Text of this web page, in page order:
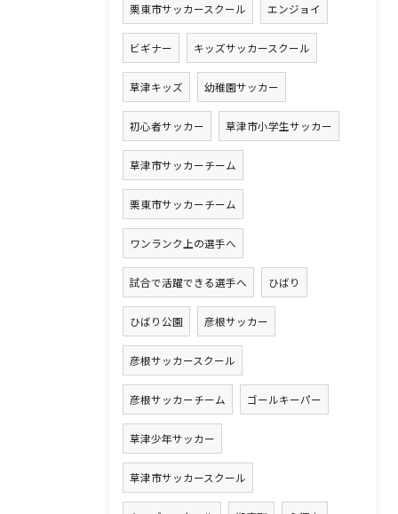
栗東市サッカースクール エンジョイ
ビギナー キッズサッカースクール
草津キッズ 幼稚園サッカー
初心者サッカー 草津市小学生サッカー
草津市サッカーチーム
栗東市サッカーチーム
ワンランク上の選手へ
試合で活躍できる選手へ ひばり
ひばり公園 彦根サッカー
彦根サッカースクール
彦根サッカーチーム ゴールキーパー
草津少年サッカー
草津市サッカースクール